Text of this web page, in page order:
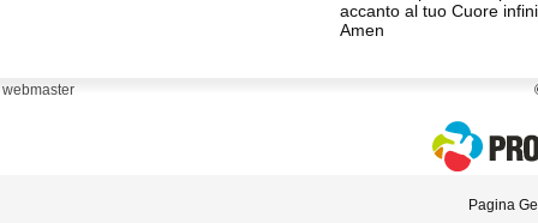
accanto al tuo Cuore
Amen
webmaster
Pagina